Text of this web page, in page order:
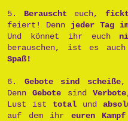
5. Berauscht euch, fickt
feiert! Denn jeder Tag
Und könnet ihr euch
berauschen, ist es
Spaß!
6. Gebote sind scheiße,
DennGebote sind Verbote
Lust ist total und
auf dem ihr euren